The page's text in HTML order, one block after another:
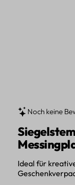
Noch keine
Ideal für